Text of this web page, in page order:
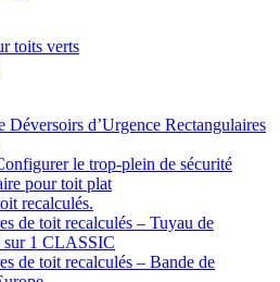
toits verts
Déversoirs d’Urgence Rectangulaires
le trop-plein de sécurité
pour toit plat
recalculés.
de toit recalculés – Tuyau de
sur 1 CLASSIC
de toit recalculés – Bande de